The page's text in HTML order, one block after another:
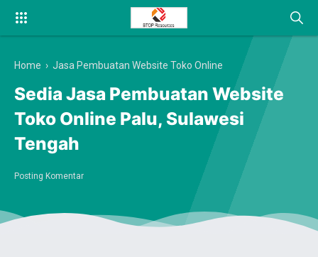
Home › Jasa Pembuatan Website Toko Online
Sedia Jasa Pembuatan Website
Toko Online Palu, Sulawesi
Tengah
Posting Komentar